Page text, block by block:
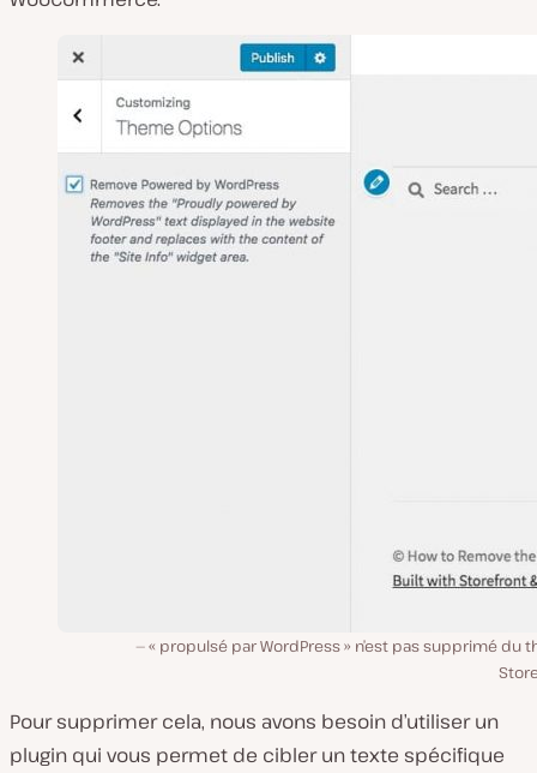
« propulsé par WordPress » n’est pas supprimé du
Pour supprimer cela, nous avons besoin d’utiliser un
plugin qui vous permet de cibler un texte spécifique